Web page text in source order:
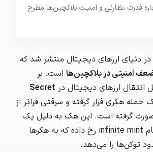
قدرت نظارتی و امنیت بلاکچین‌ها مطرح
در دنیای ارزهای دیجیتال منتشر شد که
امنیتی در بلاکچین‌ها است. بر
انتقال ارزهای دیجیتال در Secret
هکری قرار گرفته و سرقتی فراتر از
صورت گرفته است. این هک به دلیل یک
infinite mint رخ داده که به هکرها
توکن‌ها را می‌دهد.